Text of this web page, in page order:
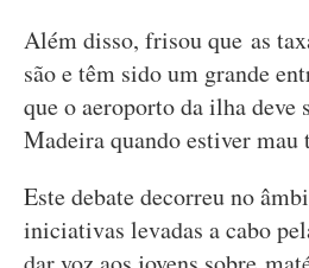
Além disso, frisou que as
são e têm sido um grande
que o aeroporto da ilha deve
Madeira quando estiver mau
Este debate decorreu no
iniciativas levadas a cabo